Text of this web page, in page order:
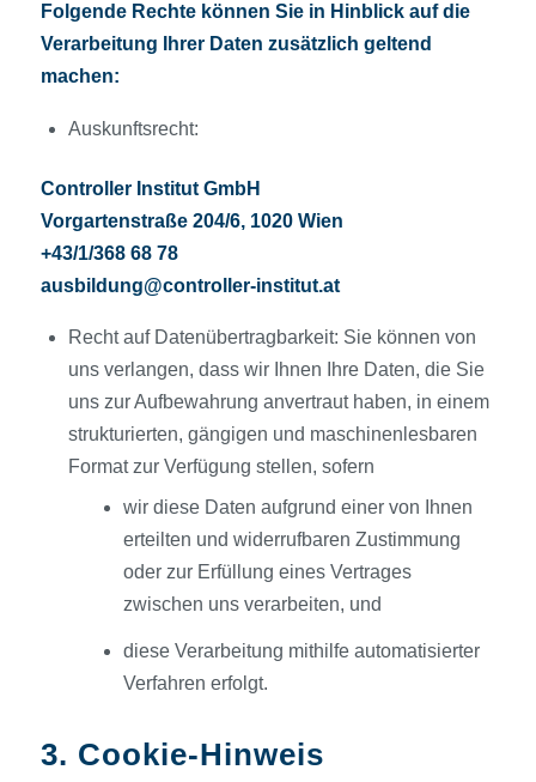
Folgende Rechte können Sie in Hinblick auf die
Verarbeitung Ihrer Daten zusätzlich geltend
machen:
Auskunftsrecht:
Controller Institut GmbH
Vorgartenstraße 204/6, 1020 Wien
+43/1/368 68 78
ausbildung@controller-institut.at
Recht auf Datenübertragbarkeit: Sie können von
uns verlangen, dass wir Ihnen Ihre Daten, die Sie
uns zur Aufbewahrung anvertraut haben, in einem
strukturierten, gängigen und maschinenlesbaren
Format zur Verfügung stellen, sofern
wir diese Daten aufgrund einer von Ihnen
erteilten und widerrufbaren Zustimmung
oder zur Erfüllung eines Vertrages
zwischen uns verarbeiten, und
diese Verarbeitung mithilfe automatisierter
Verfahren erfolgt.
3. Cookie-Hinweis